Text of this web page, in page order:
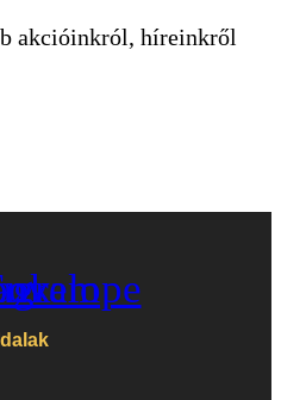
akcióinkról, híreinkről